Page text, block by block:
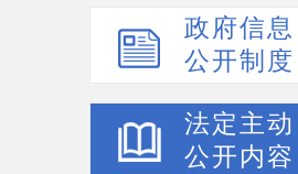
政府信息
公开制度
法定主动
公开内容